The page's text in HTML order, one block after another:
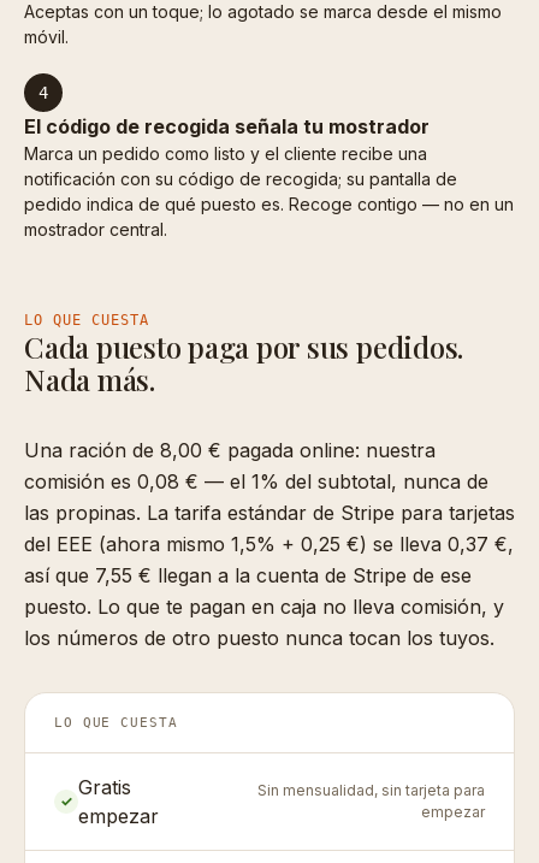
Aceptas con un toque; lo agotado se marca desde el mismo
móvil.
4
El código de recogida señala tu mostrador
Marca un pedido como listo y el cliente recibe una
notificación con su código de recogida; su pantalla de
pedido indica de qué puesto es. Recoge contigo — no en un
mostrador central.
LO QUE CUESTA
Cada puesto paga por sus pedidos.
Nada más.
Una ración de 8,00 € pagada online: nuestra
comisión es 0,08 € — el 1% del subtotal, nunca de
las propinas. La tarifa estándar de Stripe para tarjetas
del EEE (ahora mismo 1,5% + 0,25 €) se lleva 0,37 €,
así que 7,55 € llegan a la cuenta de Stripe de ese
puesto. Lo que te pagan en caja no lleva comisión, y
los números de otro puesto nunca tocan los tuyos.
LO QUE CUESTA
✓
Gratis
empezar
Sin mensualidad, sin tarjeta para
empezar